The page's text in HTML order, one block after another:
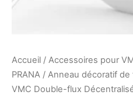
Accueil / Accessoires pour
PRANA / Anneau décoratif
VMC Double-flux